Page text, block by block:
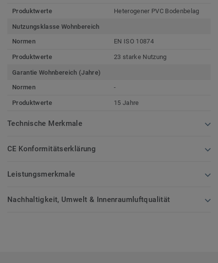
Produktwerte Heterogener PVC Bodenbelag
Nutzungsklasse Wohnbereich
Normen
EN ISO 10874
Produktwerte 23 starke Nutzung
Garantie Wohnbereich (Jahre)
Normen
-
Produktwerte 15 Jahre
Technische Merkmale
CE Konformitätserklärung
Leistungsmerkmale
Nachhaltigkeit, Umwelt & Innenraumluftqualität